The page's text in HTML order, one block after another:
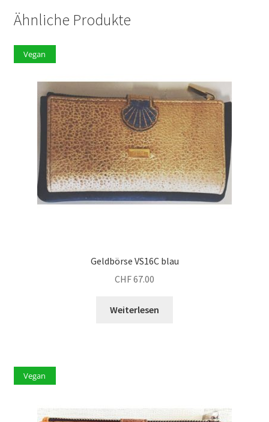
Ähnliche Produkte
Vegan
Geldbörse VS16C blau
CHF67.00
Weiterlesen
Vegan